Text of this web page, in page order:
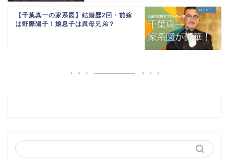
【千葉真一の家系図】結婚歴2回・前嫁
は野際陽子！娘息子は異母兄弟？